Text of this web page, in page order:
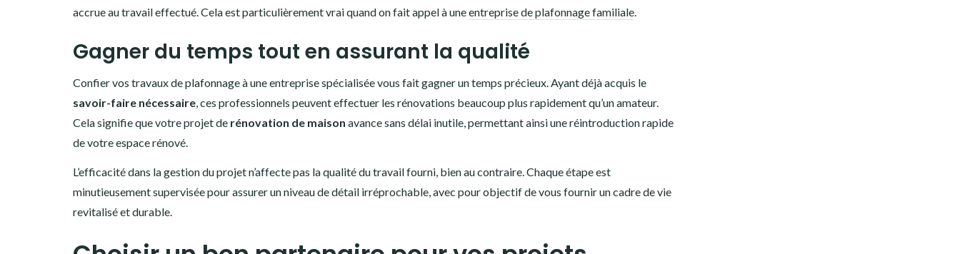
accrue au travail effectué. Cela est particulièrement vrai quand on fait appel à uneentreprise de plafonnage familiale.
Gagner du temps tout en assurant la qualité
Confier vos travaux de plafonnage à une entreprise spécialisée vous fait gagner un temps précieux. Ayant déjà acquis le
savoir-faire nécessaire, ces professionnels peuvent effectuer les rénovations beaucoup plus rapidement qu’un amateur.
Cela signifie que votre projet de rénovation de maison avance sans délai inutile, permettant ainsi une réintroduction rapide
de votre espace rénové.
L’efficacité dans la gestion du projet n’affecte pas la qualité du travail fourni, bien au contraire. Chaque étape est
minutieusement supervisée pour assurer un niveau de détail irréprochable, avec pour objectif de vous fournir un cadre de vie
revitalisé et durable.